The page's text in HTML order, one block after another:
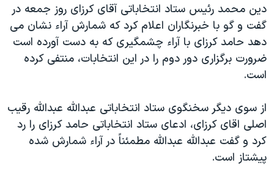
چهل سال گروگان‌گیری
قانون شفافیت دارائی کادر رهبری ایران
اعتراضات مردمی آبان ۹۸
اسرائیل در جنگ
همایش محافظه‌کاران آمریکا «سی‌پک»
صفحه‌های ویژه
سفر پرزیدنت ترامپ به چین
دين محمد رئيس ستاد انتخاباتی آقای کرزای روز جمعه در
گفت و گو با خبرنگاران اعلام کرد که شمارش آراء نشان می
دهد حامد کرزای با آراء چشمگيری که به دست آورده است
ضرورت برگزاری دور دوم را در اين انتخابات، منتفی کرده
است.
از سوی ديگر سخنگوی ستاد انتخاباتی عبدالله عبدالله رقيب
اصلی اقای کرزای، ادعای ستاد انتخاباتی حامد کرزای را رد
کرد و گفت عبدالله عبدالله مطمئناً در آراء شمارش شده
پيشتاز است.